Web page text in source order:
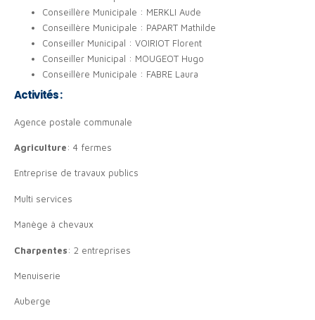
Conseillère Municipale : MERKLI Aude
Conseillère Municipale : PAPART Mathilde
Conseiller Municipal : VOIRIOT Florent
Conseiller Municipal : MOUGEOT Hugo
Conseillère Municipale : FABRE Laura
Activités :
Agence postale communale
Agriculture: 4 fermes
Entreprise de travaux publics
Multi services
Manège à chevaux
Charpentes: 2 entreprises
Menuiserie
Auberge